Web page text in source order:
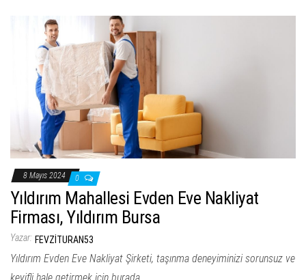
8 Mayıs 2024 0
Yıldırım Mahallesi Evden Eve Nakliyat
Firması, Yıldırım Bursa
Yazar: FEVZITURAN53
Yıldırım Evden Eve Nakliyat Şirketi, taşınma deneyiminizi sorunsuz ve